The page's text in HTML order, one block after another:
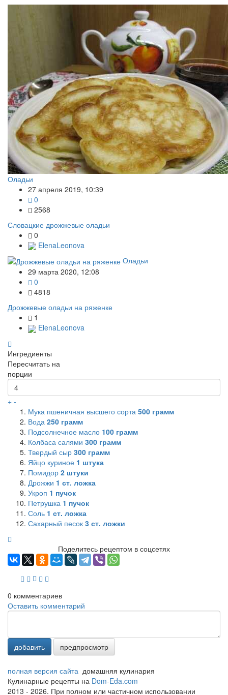
Оладьи
27 апреля 2019, 10:39
0
2568
Словацкие дрожжевые оладьи
0
ElenaLeonova
Оладьи
29 марта 2020, 12:08
0
4818
Дрожжевые оладьи на ряженке
1
ElenaLeonova
Ингредиенты
Пересчитать на
порции
+ -
Мука пшеничная высшего сорта 500 грамм
Вода 250 грамм
Подсолнечное масло 100 грамм
Колбаса салями 300 грамм
Твердый сыр 300 грамм
Яйцо куриное 1 штука
Помидор 2 штуки
Дрожжи 1 ст. ложка
Укроп 1 пучок
Петрушка 1 пучок
Соль 1 ст. ложка
Сахарный песок 3 ст. ложки
Поделитесь рецептом в соцсетях
0 комментариев
Оставить комментарий
добавить предпросмотр
полная версия сайта домашняя кулинария
Кулинарные рецепты на Dom-Eda.com
2013 - 2026. При полном или частичном использовании